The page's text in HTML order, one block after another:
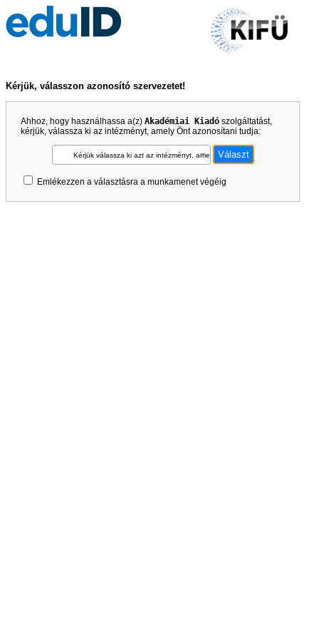
Kérjük, válasszon azonosító szervezetet!
Ahhoz, hogy használhassa a(z) Akadémiai Kiadó szolgáltatást,
kérjük, válassza ki az intézményt, amely Önt azonosítani tudja:
Kérjük válassza ki azt az intézményt, amely Önt azonosítani tudja!
Emlékezzen a választásra a munkamenet végéig